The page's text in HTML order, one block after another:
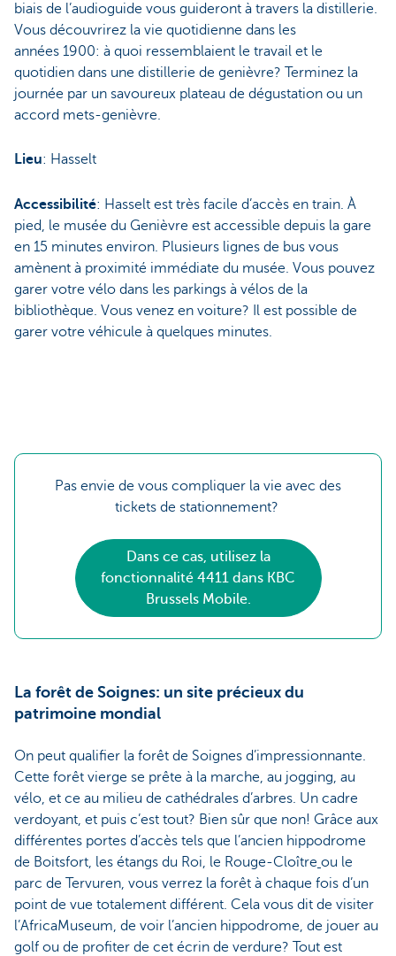
biais de l’audioguide vous guideront à travers la distillerie.
Vous découvrirez la vie quotidienne dans les
années 1900: à quoi ressemblaient le travail et le
quotidien dans une distillerie de genièvre? Terminez la
journée par un savoureux plateau de dégustation ou un
accord mets-genièvre.
Lieu: Hasselt
Accessibilité: Hasselt est très facile d’accès en train. À
pied, le musée du Genièvre est accessible depuis la gare
en 15 minutes environ. Plusieurs lignes de bus vous
amènent à proximité immédiate du musée. Vous pouvez
garer votre vélo dans les parkings à vélos de la
bibliothèque. Vous venez en voiture? Il est possible de
garer votre véhicule à quelques minutes.
Pas envie de vous compliquer la vie avec des
tickets de stationnement?
Dans ce cas, utilisez la
fonctionnalité 4411 dans KBC
Brussels Mobile.
La forêt de Soignes: un site précieux du
patrimoine mondial
On peut qualifier la forêt de Soignes d’impressionnante.
Cette forêt vierge se prête à la marche, au jogging, au
vélo, et ce au milieu de cathédrales d’arbres. Un cadre
verdoyant, et puis c’est tout? Bien sûr que non! Grâce aux
différentes portes d’accès tels que l’ancien hippodrome
de Boitsfort, les étangs du Roi, le Rouge-Cloître ou le
parc de Tervuren, vous verrez la forêt à chaque fois d’un
point de vue totalement différent. Cela vous dit de visiter
l’AfricaMuseum, de voir l’ancien hippodrome, de jouer au
golf ou de profiter de cet écrin de verdure? Tout est